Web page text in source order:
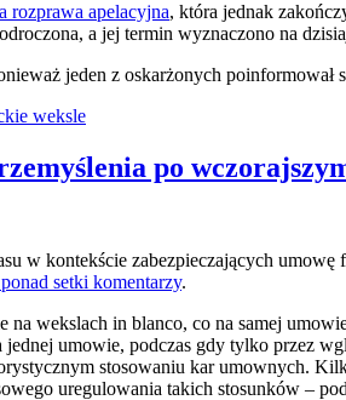
rozprawa apelacyjna, która jednak
a jej termin wyznaczono na
jeden z oskarżonych
weksle
po
w kontekście zabezpieczających
setki komentarzy.
na wekslach in blanco, co na samej
jednej umowie, podczas gdy tylko przez
stosowaniu kar umownych.
uregulowania takich stosunków –